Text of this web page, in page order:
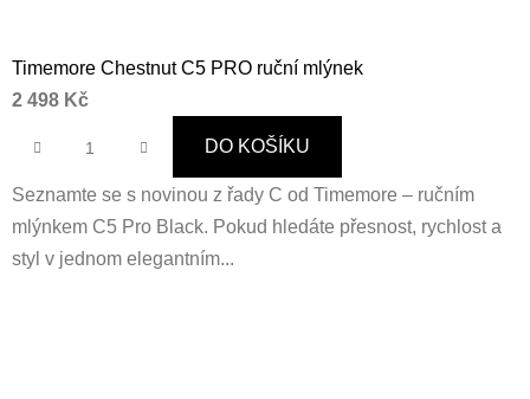
Timemore Chestnut C5 PRO ruční mlýnek
2 498 Kč
DO KOŠÍKU
Seznamte se s novinou z řady C od Timemore – ručním
mlýnkem C5 Pro Black. Pokud hledáte přesnost, rychlost a
styl v jednom elegantním...